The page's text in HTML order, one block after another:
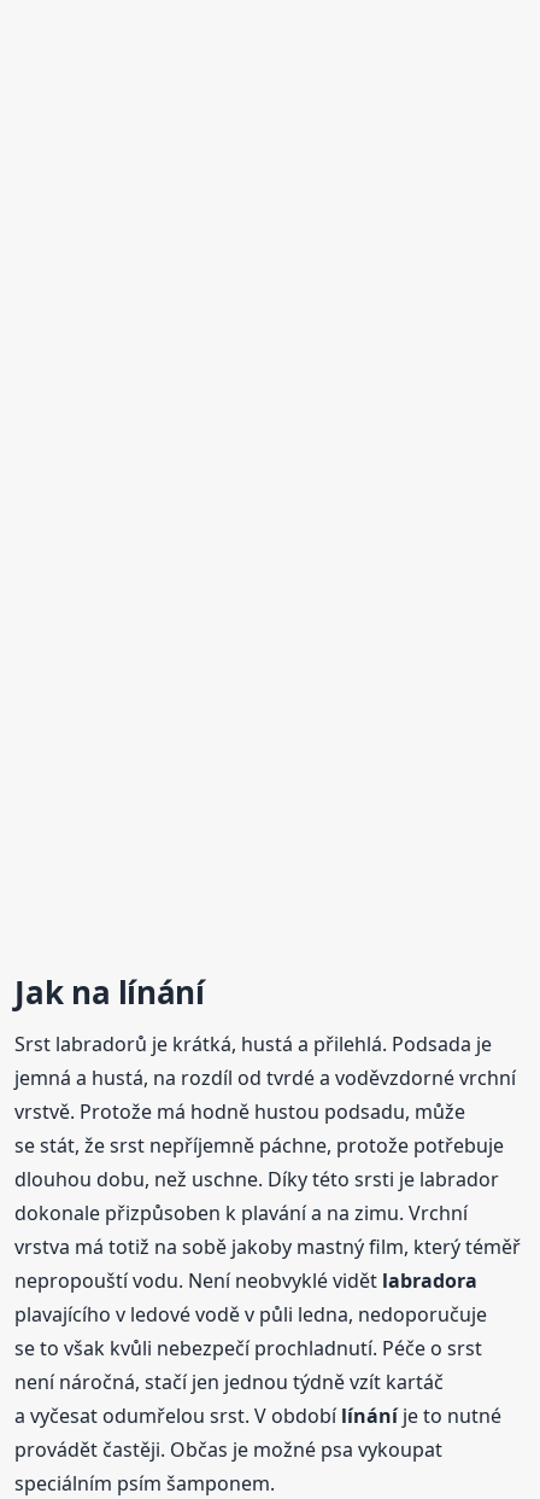
Jak na línání
Srst labradorů je krátká, hustá a přilehlá. Podsada je
jemná a hustá, na rozdíl od tvrdé a voděvzdorné vrchní
vrstvě. Protože má hodně hustou podsadu, může
se stát, že srst nepříjemně páchne, protože potřebuje
dlouhou dobu, než uschne. Díky této srsti je labrador
dokonale přizpůsoben k plavání a na zimu. Vrchní
vrstva má totiž na sobě jakoby mastný film, který téměř
nepropouští vodu. Není neobvyklé vidět labradora
plavajícího v ledové vodě v půli ledna, nedoporučuje
se to však kvůli nebezpečí prochladnutí. Péče o srst
není náročná, stačí jen jednou týdně vzít kartáč
a vyčesat odumřelou srst. V obdobílínáníje to nutné
provádět častěji. Občas je možné psa vykoupat
speciálním psím šamponem.